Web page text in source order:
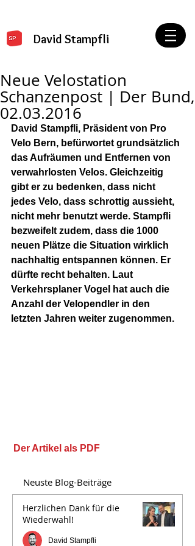
David Stampfli
Neue Velostation
Schanzenpost | Der Bund,
02.03.2016
David Stampfli, Präsident von Pro
Velo Bern, befürwortet grundsätzlich
das Aufräumen und Entfernen von
verwahrlosten Velos. Gleichzeitig
gibt er zu bedenken, dass nicht
jedes Velo, dass schrottig aussieht,
nicht mehr benutzt werde. Stampfli
bezweifelt zudem, dass die 1000
neuen Plätze die Situation wirklich
nachhaltig entspannen können. Er
dürfte recht behalten. Laut
Verkehrsplaner Vogel hat auch die
Anzahl der Velopendler in den
letzten Jahren weiter zugenommen.
Der Artikel als PDF
Neuste Blog-Beiträge
Herzlichen Dank für die
Wiederwahl!
David Stampfli